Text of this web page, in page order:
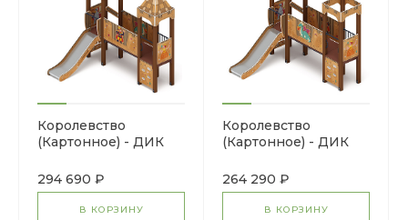
Королевство
(Картонное) - ДИК
комплекс H=900
294 690 ₽
В КОРЗИНУ
Королевство
(Картонное) - ДИК
комплекс H=900
264 290 ₽
В КОРЗИНУ